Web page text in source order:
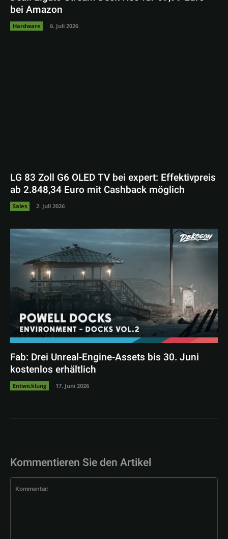
bei Amazon
Hardware 6. Juli 2026
LG 83 Zoll G6 OLED TV bei expert: Effektivpreis
ab 2.848,34 Euro mit Cashback möglich
Sales 2. Juli 2026
Fab: Drei Unreal-Engine-Assets bis 30. Juni
kostenlos erhältlich
Entwicklung 17. Juni 2026
Kommentieren Sie den Artikel